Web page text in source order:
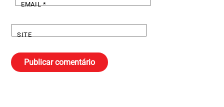
EMAIL*
SITE